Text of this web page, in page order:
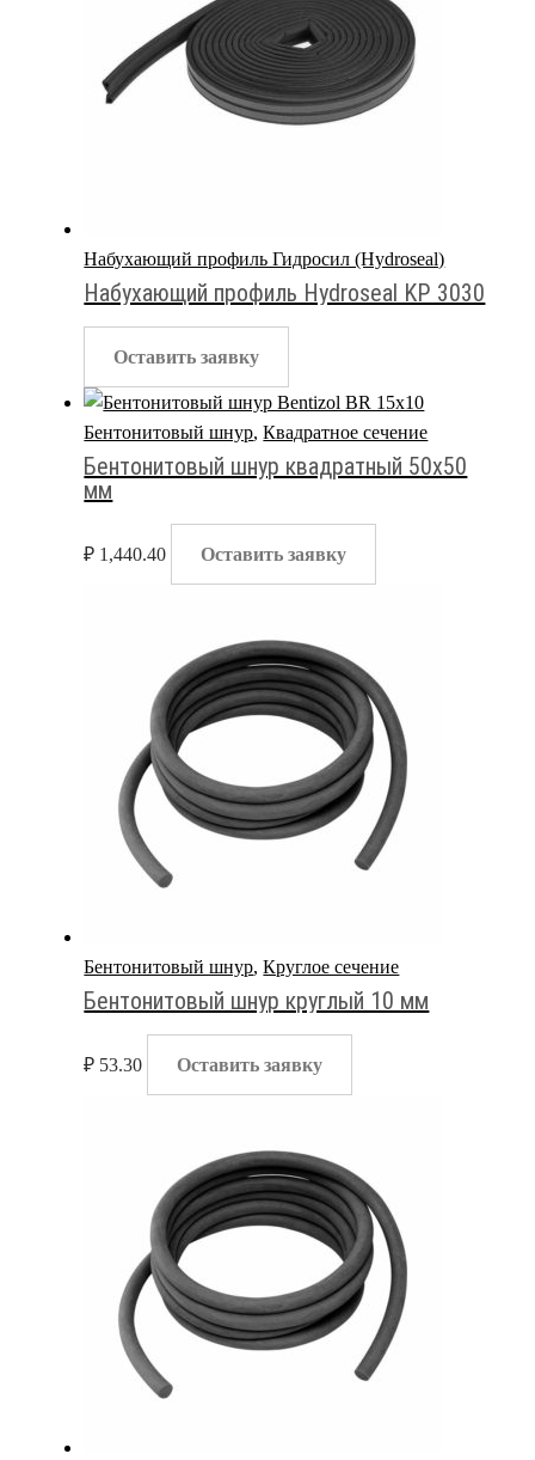
Набухающий профиль Гидросил (Hydroseal)
Набухающий профиль Hydroseal KP 3030
Оставить заявку
Бентонитовый шнур,Квадратное сечение
Бентонитовый шнур квадратный 50х50
мм
₽ 1,440.40 Оставить заявку
Бентонитовый шнур,Круглое сечение
Бентонитовый шнур круглый 10 мм
₽ 53.30 Оставить заявку